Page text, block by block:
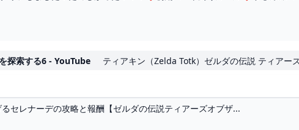
探索する6 - YouTube ティアキン（Zelda Totk）ゼルダの伝説 ティア
るセレナーデの攻略と報酬【ゼルダの伝説ティアーズオブザ...